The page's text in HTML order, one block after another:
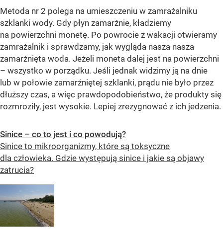
Metoda nr 2 polega na umieszczeniu w zamrażalniku
szklanki wody. Gdy płyn zamarźnie, kładziemy
na powierzchni monetę. Po powrocie z wakacji otwieramy
zamrażalnik i sprawdzamy, jak wygląda nasza nasza
zamarźnięta woda. Jeżeli moneta dalej jest na powierzchni
– wszystko w porządku. Jeśli jednak widzimy ją na dnie
lub w połowie zamarźniętej szklanki, prądu nie było przez
dłuższy czas, a więc prawdopodobieństwo, że produkty się
rozmroziły, jest wysokie. Lepiej zrezygnować z ich jedzenia.
Sinice – co to jest i co powodują?
Sinice to mikroorganizmy, które są toksyczne
dla człowieka. Gdzie występują sinice i jakie są objawy
zatrucia?